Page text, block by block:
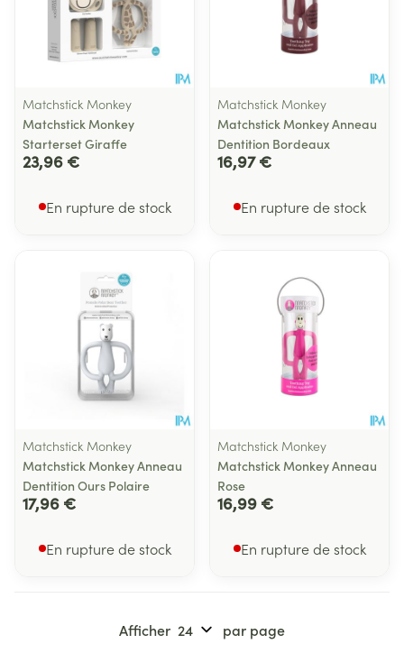
Matchstick Monkey
Matchstick Monkey
Starterset Giraffe
23,96 €
En rupture de stock
Matchstick Monkey
Matchstick Monkey Anneau
Dentition Bordeaux
16,97 €
En rupture de stock
Matchstick Monkey
Matchstick Monkey Anneau
Dentition Ours Polaire
17,96 €
En rupture de stock
Matchstick Monkey
Matchstick Monkey Anneau
Rose
16,99 €
En rupture de stock
Afficher par page